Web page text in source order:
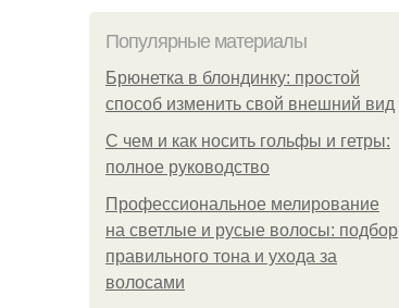
Популярные материалы
Брюнетка в блондинку: простой
способ изменить свой внешний вид
С чем и как носить гольфы и гетры:
полное руководство
Профессиональное мелирование
на светлые и русые волосы: подбор
правильного тона и ухода за
волосами